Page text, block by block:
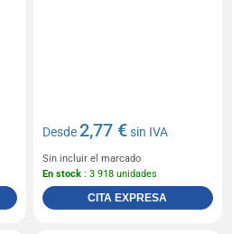
Desde2,77 €sin IVA
Sin incluir el marcado
En stock : 3 918 unidades
CITA EXPRESA